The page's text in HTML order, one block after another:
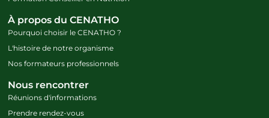
À propos du CENATHO
Pourquoi choisir le CENATHO ?
L'histoire de notre organisme
Nos formateurs professionnels
Nous rencontrer
Réunions d'informations
Prendre rendez-vous